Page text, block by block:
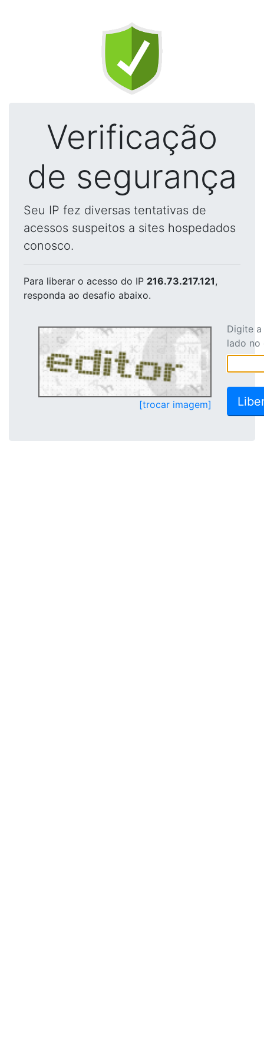
Verificação
de segurança
Seu IP fez diversas tentativas de
acessos suspeitos a sites hospedados
conosco.
Para liberar o acesso do IP 216.73.217.121,
responda ao desafio abaixo.
[trocar imagem]
Digite
lado no